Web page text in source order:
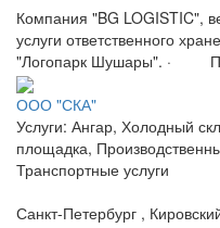
Компания "BG LOGISTIC",
услуги ответственного
"Логопарк Шушары". ·
ООО "СКА"
Услуги: Ангар, Холодный
площадка,
Транспортные услуги
Санкт-Петербург ,